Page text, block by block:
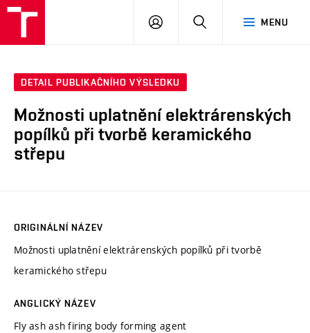
MENU
PŘIHLÁSIT
DETAIL PUBLIKAČNÍHO VÝSLEDKU
Možnosti uplatnění elektrárenských
popílků při tvorbě keramického
střepu
ORIGINÁLNÍ NÁZEV
Možnosti uplatnění elektrárenských popílků při tvorbě
keramického střepu
ANGLICKÝ NÁZEV
Fly ash ash firing body forming agent